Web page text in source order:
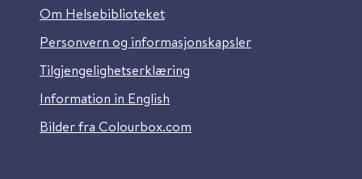
Om Helsebiblioteket
Personvern og informasjonskapsler
Tilgjengelighetserklæring
Information in English
Bilder fra Colourbox.com